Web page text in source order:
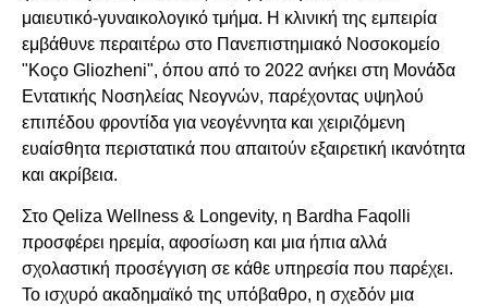
μαιευτικό-γυναικολογικό τμήμα. Η κλινική της εμπειρία
εμβάθυνε περαιτέρω στο Πανεπιστημιακό Νοσοκομείο
"Koço Gliozheni", όπου από το 2022 ανήκει στη Μονάδα
Εντατικής Νοσηλείας Νεογνών, παρέχοντας υψηλού
επιπέδου φροντίδα για νεογέννητα και χειριζόμενη
ευαίσθητα περιστατικά που απαιτούν εξαιρετική ικανότητα
και ακρίβεια.
Στο Qeliza Wellness & Longevity, η Bardha Faqolli
προσφέρει ηρεμία, αφοσίωση και μια ήπια αλλά
σχολαστική προσέγγιση σε κάθε υπηρεσία που παρέχει.
Το ισχυρό ακαδημαϊκό της υπόβαθρο, η σχεδόν μια